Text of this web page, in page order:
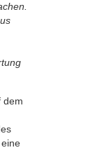
dem